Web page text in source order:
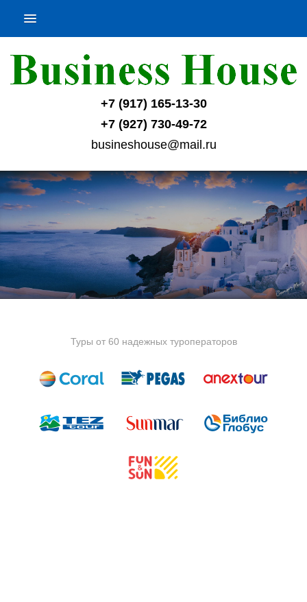
+7 (917) 165-13-30
+7 (927) 730-49-72
busineshouse@mail.ru
Туры от 60 надежных туроператоров